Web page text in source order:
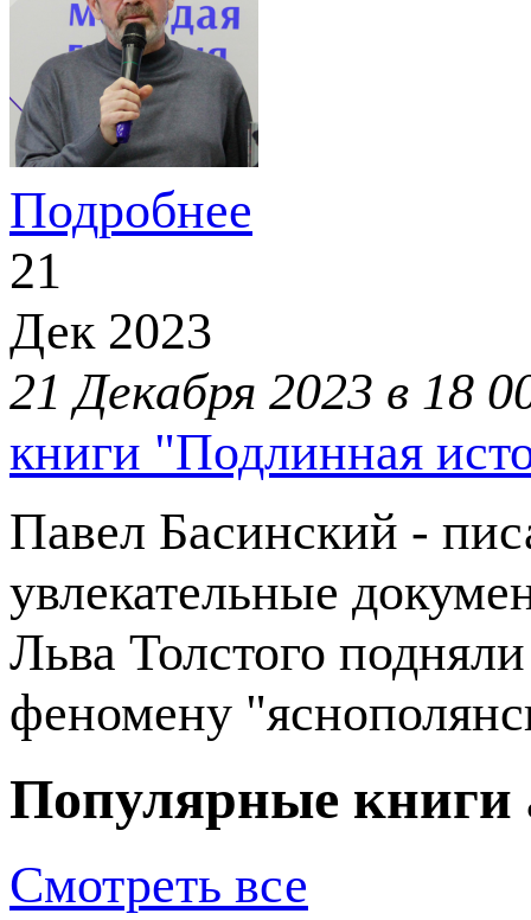
Подробнее
21
Дек 2023
21 Декабря 2023 в 18
книги "Подлинная
Павел Басинский -
увлекательные
Льва Толстого
феномену
Популярные книги
Смотреть все